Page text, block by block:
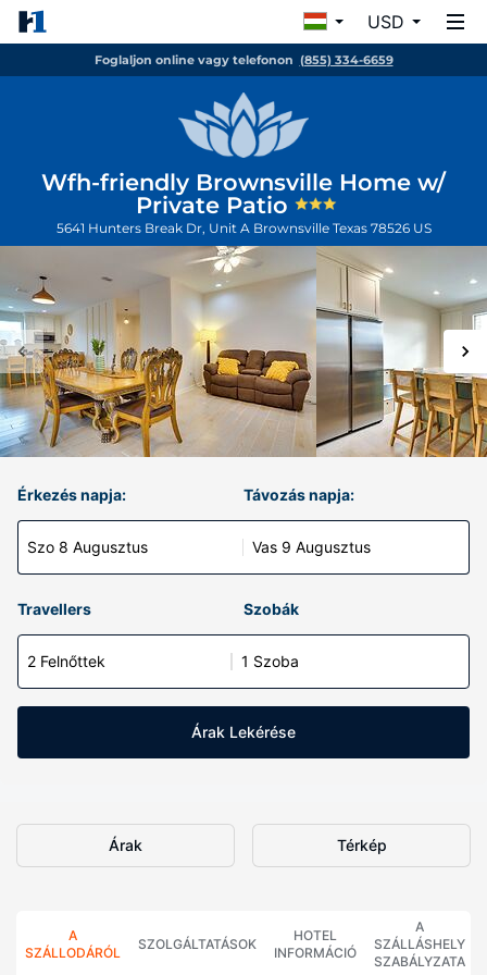
USD
Foglaljon online vagy telefonon (855) 334-6659
Wfh-friendly Brownsville Home w/
Private Patio
5641 Hunters Break Dr, Unit A Brownsville Texas 78526 US
Érkezés napja:
Szo 8 Augusztus
Távozás napja:
Vas 9 Augusztus
Travellers Szobák
2 Felnőttek 1 Szoba
Árak Lekérése
Árak Térkép
A
SZÁLLODÁRÓL
SZOLGÁLTATÁSOK
HOTEL
INFORMÁCIÓ
A
SZÁLLÁSHELY
SZABÁLYZATA